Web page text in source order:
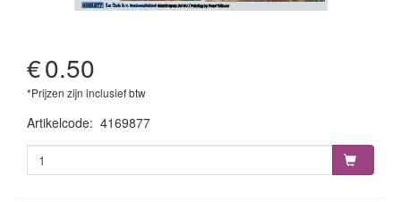
€0.50
*Prijzen zijn inclusief btw
Artikelcode: 4169877